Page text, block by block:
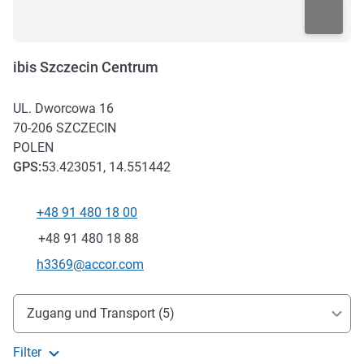
ibis Szczecin Centrum
UL. Dworcowa 16
70-206 SZCZECIN
POLEN
GPS:53.423051, 14.551442
+48 91 480 18 00
Fax
+48 91 480 18 88
Kontakt-E-Mail
h3369@accor.com
Erreichbarkeit und Anbindung
Zugang und Transport (5)
Filter